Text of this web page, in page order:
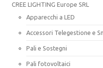
CREE LIGHTING Europe SRL
Apparecchi a LED
Accessori Telegestione e
Pali e Sostegni
Pali fotovoltaici